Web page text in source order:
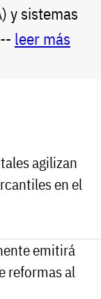
y sistemas
leer más
agilizan
en el
Comisión
Permanente